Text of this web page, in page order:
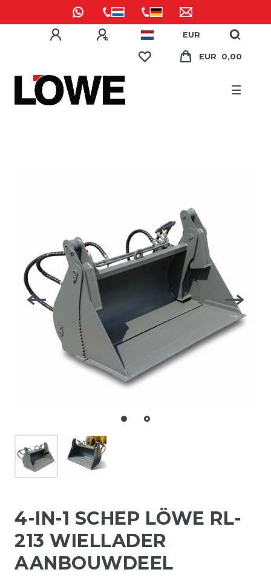
EUR
EUR 0,00
☰
4-IN-1 SCHEP LÖWE RL-
213 WIELLADER
AANBOUWDEEL